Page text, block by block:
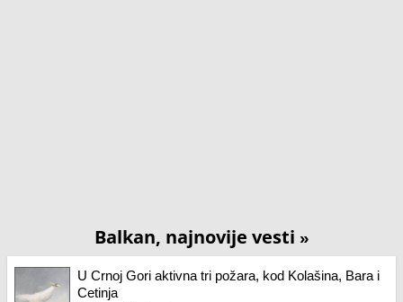
Balkan, najnovije vesti »
U Crnoj Gori aktivna tri požara, kod Kolašina, Bara i
Cetinja